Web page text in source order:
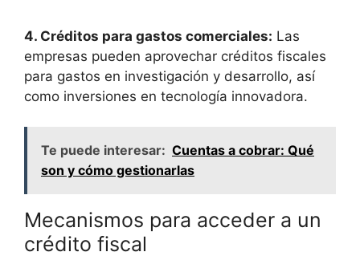
4. Créditos​ para gastos⁣ comerciales: Las⁣
empresas pueden aprovechar créditos fiscales
para gastos en​ investigación y ⁣desarrollo, así
‌como inversiones en ​tecnología innovadora.
Te puede interesar: Cuentas a cobrar: Qué
son y cómo gestionarlas
Mecanismos para acceder a un‍
crédito ⁣fiscal